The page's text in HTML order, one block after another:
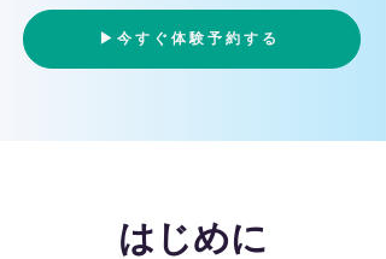
▶︎今すぐ体験予約する
はじめに